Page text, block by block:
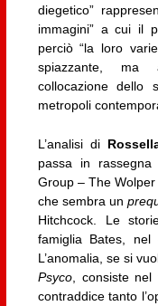
diegetico”
immagini” a cui il
perciò “la loro
spiazzante, ma
collocazione dello
metropoli
L’analisi di
passa in rassegna
Group – The
che sembra un
Hitchcock. Le
famiglia Bates, nel
L’anomalia, se si
Psyco, consiste nel
contraddice tanto